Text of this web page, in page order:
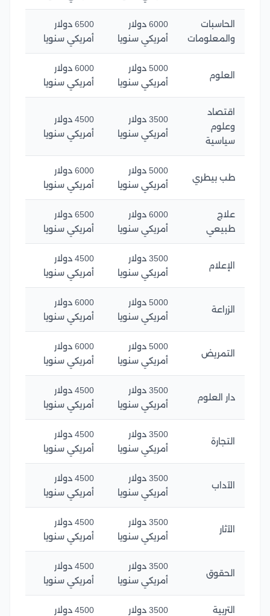
الحاسبات
والمعلومات
6000 دولار
أمريكي سنويا
6500 دولار
أمريكي سنويا
العلوم
5000 دولار
أمريكي سنويا
6000 دولار
أمريكي سنويا
اقتصاد
وعلوم
سياسية
3500 دولار
أمريكي سنويا
4500 دولار
أمريكي سنويا
طب بيطري
5000 دولار
أمريكي سنويا
6000 دولار
أمريكي سنويا
علاج
طبيعي
6000 دولار
أمريكي سنويا
6500 دولار
أمريكي سنويا
الإعلام
3500 دولار
أمريكي سنويا
4500 دولار
أمريكي سنويا
الزراعة
5000 دولار
أمريكي سنويا
6000 دولار
أمريكي سنويا
التمريض
5000 دولار
أمريكي سنويا
6000 دولار
أمريكي سنويا
دار العلوم
3500 دولار
أمريكي سنويا
4500 دولار
أمريكي سنويا
التجارة
3500 دولار
أمريكي سنويا
4500 دولار
أمريكي سنويا
الآداب
3500 دولار
أمريكي سنويا
4500 دولار
أمريكي سنويا
الآثار
3500 دولار
أمريكي سنويا
4500 دولار
أمريكي سنويا
الحقوق
3500 دولار
أمريكي سنويا
4500 دولار
أمريكي سنويا
التربية
3500 دولار
4500 دولار